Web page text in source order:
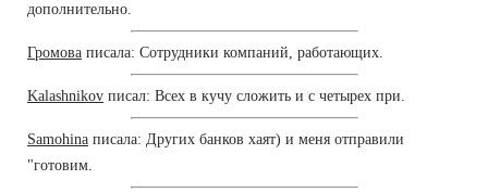
дополнительно.
Громова писала: Сотрудники компаний, работающих.
Kalashnikov писал: Всех в кучу сложить и с четырех при.
Samohina писала: Других банков хаят) и меня отправили
"готовим.